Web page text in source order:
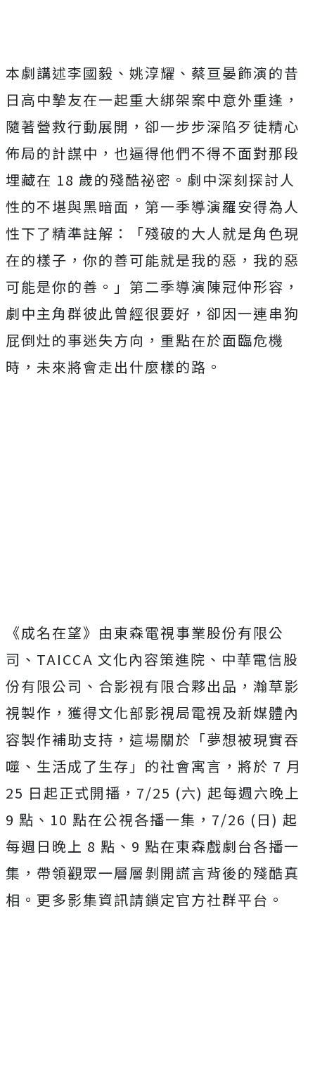
本劇講述李國毅、姚淳耀、 蔡亘晏飾演的昔
日高中摯友在一起重大綁架案中意外重逢，
隨著營救行動展開，卻一步步深陷歹徒精心
佈局的計謀中， 也逼得他們不得不面對那段
埋藏在 18 歲的殘酷祕密。劇中深刻探討人
性的不堪與黑暗面， 第一季導演羅安得為人
性下了精準註解：「殘破的大人就是角色現
在的樣子，你的善可能就是我的惡， 我的惡
可能是你的善。」第二季導演陳冠仲形容，
劇中主角群彼此曾經很要好，卻因一連串狗
屁倒灶的事迷失方向， 重點在於面臨危機
時，未來將會走出什麼樣的路。
《成名在望》由東森電視事業股份有限公
司、TAICCA 文化內容策進院、中華電信股
份有限公司、合影視有限合夥出品， 瀚草影
視製作，獲得文化部影視局電視及新媒體內
容製作補助支持， 這場關於「夢想被現實吞
噬、生活成了生存」的社會寓言，將於 7 月
25 日起正式開播，7/25 (六) 起每週六晚上
9 點、10 點在公視各播一集，7/26 (日) 起
每週日晚上 8 點、9 點在東森戲劇台各播一
集， 帶領觀眾一層層剝開謊言背後的殘酷真
相。 更多影集資訊請鎖定官方社群平台。